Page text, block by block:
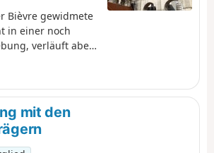
Bièvre gewidmete
in einer noch
verläuft aber
werden kleine
Parks
der Flusslauf
wobei er
wieder an die
Erbe,
mit den